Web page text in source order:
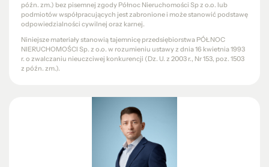
późn. zm.) bez pisemnej zgody Północ Nieruchomości Sp z o.o. lub
podmiotów współpracujących jest zabronione i może stanowić podstawę
odpowiedzialności cywilnej oraz karnej.
Niniejsze materiały stanowią tajemnicę przedsiębiorstwa PÓŁNOC
NIERUCHOMOŚCI Sp. z o.o. w rozumieniu ustawy z dnia 16 kwietnia 1993
r. o zwalczaniu nieuczciwej konkurencji (Dz. U. z 2003 r., Nr 153, poz. 1503
z późn. zm.).